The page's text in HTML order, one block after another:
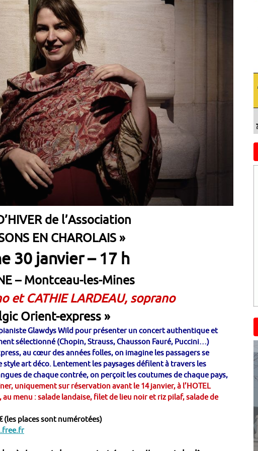
de l’Association
EN CHAROLAIS »
30 janvier – 17 h
– Montceau-les-Mines
et CATHIE LARDEAU, soprano
Orient-express »
Glawdys Wild pour présenter un concert authentique et
sélectionné (Chopin, Strauss, Chausson Fauré, Puccini…)
au cœur des années folles, on imagine les passagers se
art déco. Lentement les paysages défilent à travers les
de chaque contrée, on perçoit les coutumes de chaque pays,
uniquement sur réservation avant le 14 janvier, à l’HOTEL
menu : salade landaise, filet de lieu noir et riz pilaf, salade de
(les places sont numérotées)